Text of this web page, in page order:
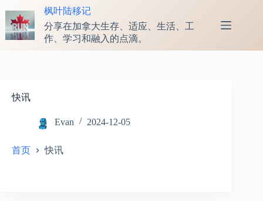
内
容
枫叶陆移记
分享在加拿大生存、适应、生活、工
作、学习和融入的点滴。
快讯
Evan 2024-12-05
首页 快讯